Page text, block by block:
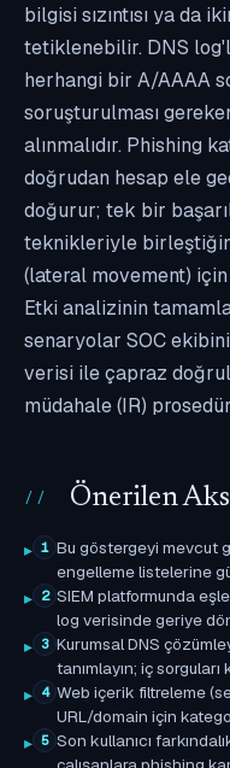
bilgisi sızıntısı ya da
tetiklenebilir. DNS
herhangi bir A/AAAA
soruşturulması
alınmalıdır. Phishing
doğrudan hesap ele
doğurur; tek bir
teknikleriyle
(lateral movement)
Etki analizinin
senaryolar SOC
verisi ile çapraz
müdahale (IR)
Önerilen
1 Bu göstergeyi mevcut
engelleme listelerine
2 SIEM platformunda
log verisinde geriye
3 Kurumsal DNS
tanımlayın; iç
4 Web içerik filtreleme
URL/domain için
5 Son kullanıcı